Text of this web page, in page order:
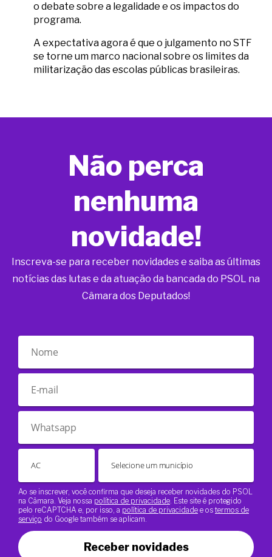
o debate sobre a legalidade e os impactos do
programa.
A expectativa agora é que o julgamento no STF
se torne um marco nacional sobre os limites da
militarização das escolas públicas brasileiras.
Não perca
nenhuma
novidade!
Inscreva-se para receber novidades e saiba as últimas
notícias das lutas e da atuação da bancada do PSOL na
Câmara dos Deputados!
Ao se inscrever, você confirma que deseja receber novidades do PSOL
na Câmara. Veja nossa política de privacidade . Este site é protegido
pelo reCAPTCHA e, por isso, a política de privacidade e os termos de
serviço do Google também se aplicam.
Receber novidades